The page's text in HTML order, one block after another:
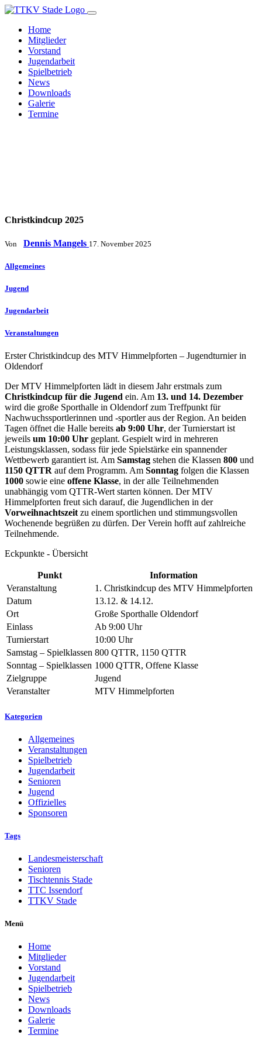
Home
Mitglieder
Vorstand
Jugendarbeit
Spielbetrieb
News
Downloads
Galerie
Termine
Christkindcup 2025
Von Dennis Mangels 17. November 2025
Allgemeines
Jugend
Jugendarbeit
Veranstaltungen
Erster Christkindcup des MTV Himmelpforten – Jugendturnier in
Oldendorf
Der MTV Himmelpforten lädt in diesem Jahr erstmals zum
Christkindcup für die Jugend ein. Am 13. und 14. Dezember
wird die große Sporthalle in Oldendorf zum Treffpunkt für
Nachwuchssportlerinnen und -sportler aus der Region. An beiden
Tagen öffnet die Halle bereits ab 9:00 Uhr, der Turnierstart ist
jeweils um 10:00 Uhr geplant. Gespielt wird in mehreren
Leistungsklassen, sodass für jede Spielstärke ein spannender
Wettbewerb garantiert ist. Am Samstag stehen die Klassen 800 und
1150 QTTR auf dem Programm. Am Sonntag folgen die Klassen
1000 sowie eine offene Klasse, in der alle Teilnehmenden
unabhängig vom QTTR-Wert starten können. Der MTV
Himmelpforten freut sich darauf, die Jugendlichen in der
Vorweihnachtszeit zu einem sportlichen und stimmungsvollen
Wochenende begrüßen zu dürfen. Der Verein hofft auf zahlreiche
Teilnehmende.
Eckpunkte - Übersicht
Punkt
Information
Veranstaltung
1. Christkindcup des MTV Himmelpforten
Datum
13.12. & 14.12.
Ort
Große Sporthalle Oldendorf
Einlass
Ab 9:00 Uhr
Turnierstart
10:00 Uhr
Samstag – Spielklassen 800 QTTR, 1150 QTTR
Sonntag – Spielklassen 1000 QTTR, Offene Klasse
Zielgruppe
Jugend
Veranstalter
MTV Himmelpforten
Kategorien
Allgemeines
Veranstaltungen
Spielbetrieb
Jugendarbeit
Senioren
Jugend
Offizielles
Sponsoren
Tags
Landesmeisterschaft
Senioren
Tischtennis Stade
TTC Issendorf
TTKV Stade
Menü
Home
Mitglieder
Vorstand
Jugendarbeit
Spielbetrieb
News
Downloads
Galerie
Termine